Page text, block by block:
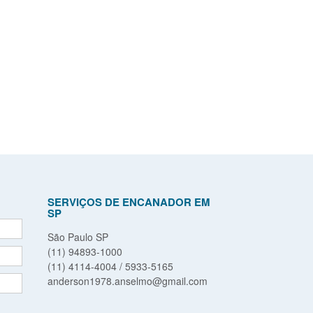
SERVIÇOS DE ENCANADOR EM
SP
São Paulo SP
(11) 94893-1000
(11) 4114-4004 / 5933-5165
anderson1978.anselmo@gmail.com